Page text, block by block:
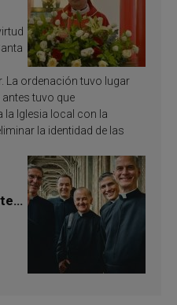
La ordenación tuvo lugar
tuvo que
Iglesia local con la
la identidad de las